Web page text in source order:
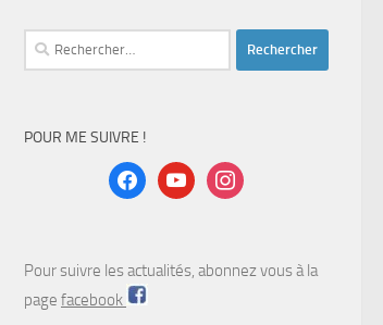
Rechercher :
POUR ME SUIVRE !
facebookyoutubeinstagram
Pour suivre les actualités, abonnez vous à la
page facebook